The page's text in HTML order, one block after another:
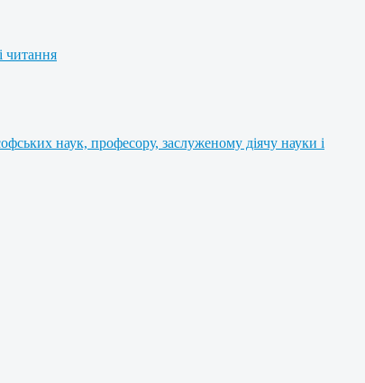
читання
наук, професору, заслуженому діячу науки і